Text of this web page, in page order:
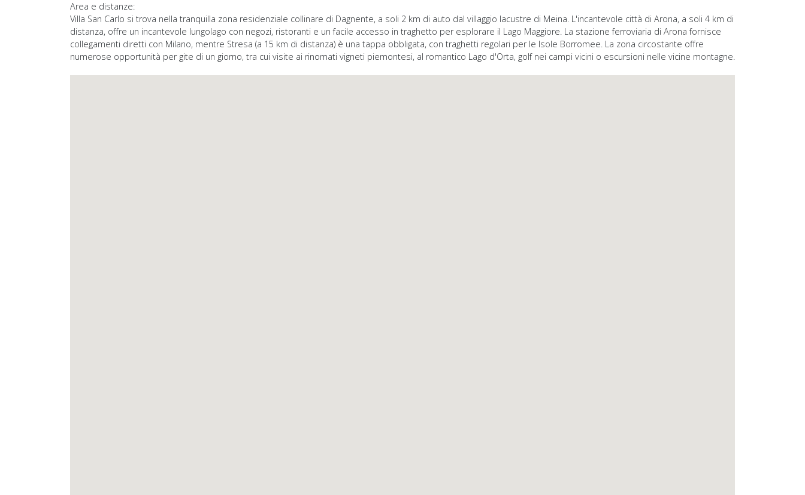
Area e distanze:
Villa San Carlo si trova nella tranquilla zona residenziale collinare di Dagnente, a soli 2 km di auto dal villaggio lacustre di Meina. L'incantevole città di Arona, a soli 4 km di
distanza, offre un incantevole lungolago con negozi, ristoranti e un facile accesso in traghetto per esplorare il Lago Maggiore. La stazione ferroviaria di Arona fornisce
collegamenti diretti con Milano, mentre Stresa (a 15 km di distanza) è una tappa obbligata, con traghetti regolari per le Isole Borromee. La zona circostante offre
numerose opportunità per gite di un giorno, tra cui visite ai rinomati vigneti piemontesi, al romantico Lago d'Orta, golf nei campi vicini o escursioni nelle vicine montagne.